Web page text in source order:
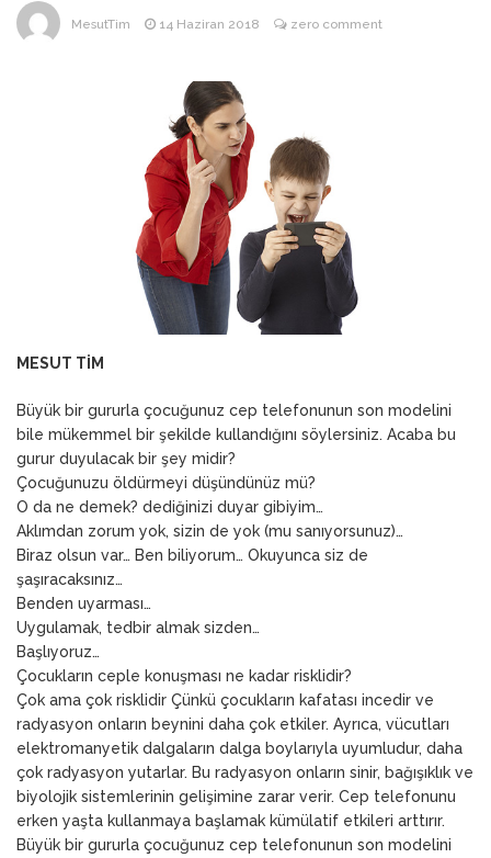
23 Mart 2026 ANNEM
MesutTim 14 Haziran 2018 zero comment
MESUT TİM
Büyük bir gururla çocuğunuz cep telefonunun son modelini
bile mükemmel bir şekilde kullandığını söylersiniz. Acaba bu
gurur duyulacak bir şey midir?
Çocuğunuzu öldürmeyi düşündünüz mü?
O da ne demek? dediğinizi duyar gibiyim…
Aklımdan zorum yok, sizin de yok (mu sanıyorsunuz)…
Biraz olsun var… Ben biliyorum… Okuyunca siz de
şaşıracaksınız…
Benden uyarması…
Uygulamak, tedbir almak sizden…
Başlıyoruz…
Çocukların ceple konuşması ne kadar risklidir?
Çok ama çok risklidir Çünkü çocukların kafatası incedir ve
radyasyon onların beynini daha çok etkiler. Ayrıca, vücutları
elektromanyetik dalgaların dalga boylarıyla uyumludur, daha
çok radyasyon yutarlar. Bu radyasyon onların sinir, bağışıklık ve
biyolojik sistemlerinin gelişimine zarar verir. Cep telefonunu
erken yaşta kullanmaya başlamak kümülatif etkileri arttırır.
Büyük bir gururla çocuğunuz cep telefonunun son modelini